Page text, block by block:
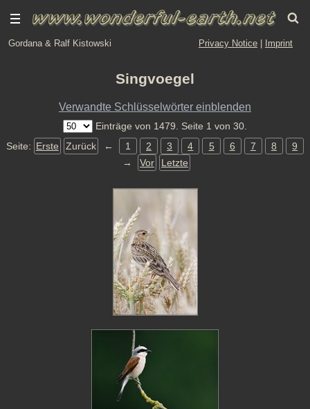
Gordana & Ralf Kistowski Privacy Notice Imprint
Singvoegel
Verwandte Schlüsselwörter einblenden
Einträge von 1479. Seite 1 von 30.
Seite: Erste Zurück ← 1 2 3 4 5 6 7 8
9
→
Vor Letzte